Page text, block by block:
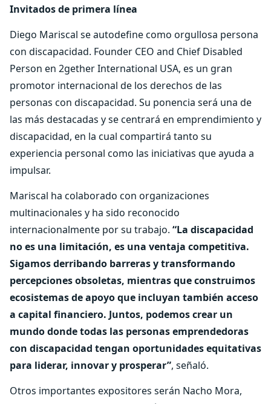
Invitados de primera línea
Diego Mariscal se autodefine como orgullosa persona
con discapacidad. Founder CEO and Chief Disabled
Person en 2gether International USA, es un gran
promotor internacional de los derechos de las
personas con discapacidad. Su ponencia será una de
las más destacadas y se centrará en emprendimiento y
discapacidad, en la cual compartirá tanto su
experiencia personal como las iniciativas que ayuda a
impulsar.
Mariscal ha colaborado con organizaciones
multinacionales y ha sido reconocido
internacionalmente por su trabajo. “La discapacidad
no es una limitación, es una ventaja competitiva.
Sigamos derribando barreras y transformando
percepciones obsoletas, mientras que construimos
ecosistemas de apoyo que incluyan también acceso
a capital financiero. Juntos, podemos crear un
mundo donde todas las personas emprendedoras
con discapacidad tengan oportunidades equitativas
para liderar, innovar y prosperar”, señaló.
Otros importantes expositores serán Nacho Mora,